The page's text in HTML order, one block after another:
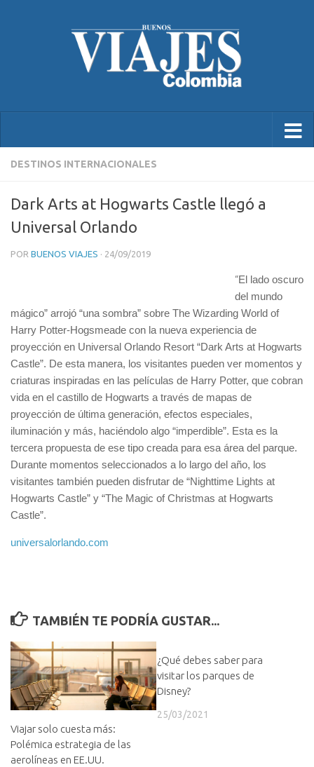
DESTINOS INTERNACIONALES
Dark Arts at Hogwarts Castle llegó a
Universal Orlando
POR BUENOS VIAJES · 24/09/2019
“El lado oscuro
del mundo
mágico” arrojó “una sombra” sobre The Wizarding World of
Harry Potter-Hogsmeade con la nueva experiencia de
proyección en Universal Orlando Resort “Dark Arts at Hogwarts
Castle”. De esta manera, los visitantes pueden ver momentos y
criaturas inspiradas en las películas de Harry Potter, que cobran
vida en el castillo de Hogwarts a través de mapas de
proyección de última generación, efectos especiales,
iluminación y más, haciéndolo algo “imperdible”. Esta es la
tercera propuesta de ese tipo creada para esa área del parque.
Durante momentos seleccionados a lo largo del año, los
visitantes también pueden disfrutar de “Nighttime Lights at
Hogwarts Castle” y “The Magic of Christmas at Hogwarts
Castle”.
universalorlando.com
TAMBIÉN TE PODRÍA GUSTAR...
Viajar solo cuesta más:
Polémica estrategia de las
aerolíneas en EE.UU.
¿Qué debes saber para
visitar los parques de
Disney?
25/03/2021